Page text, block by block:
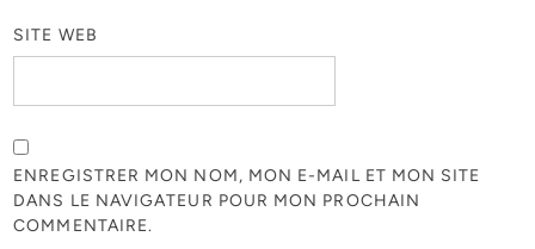
SITE WEB
ENREGISTRER MON NOM, MON E-MAIL ET MON SITE
DANS LE NAVIGATEUR POUR MON PROCHAIN
COMMENTAIRE.